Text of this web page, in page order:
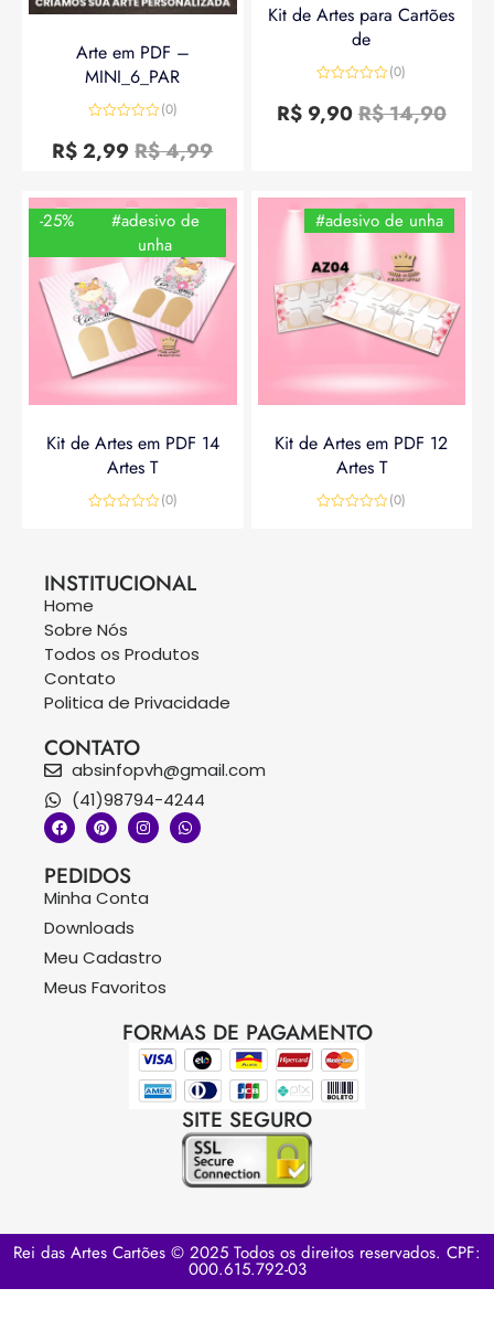
Arte em PDF –
MINI_6_PAR
0
de
(0)
R$4,99
R$2,99
Kit de Artes para Cartões
de
0
de
(0)
R$14,90
R$9,90
-25%
#adesivo de
unha
Kit de Artes em PDF 14
Artes T
(0)
#adesivo de unha
Kit de Artes em PDF 12
Artes T
(0)
INSTITUCIONAL
Home
Sobre Nós
Todos os Produtos
Contato
Politica de Privacidade
CONTATO
absinfopvh@gmail.com
(41)98794-4244
PEDIDOS
Minha Conta
Downloads
Meu Cadastro
Meus Favoritos
FORMAS DE PAGAMENTO
SITE SEGURO
Rei das Artes Cartões © 2025 Todos os direitos reservados. CPF:
000.615.792-03